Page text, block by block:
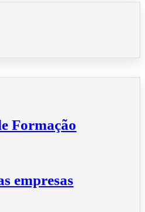
Formação
empresas